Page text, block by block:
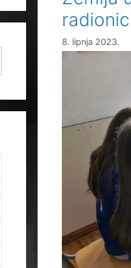
8. lipnja 2023.